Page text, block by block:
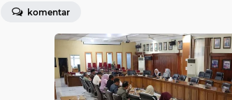
komentar